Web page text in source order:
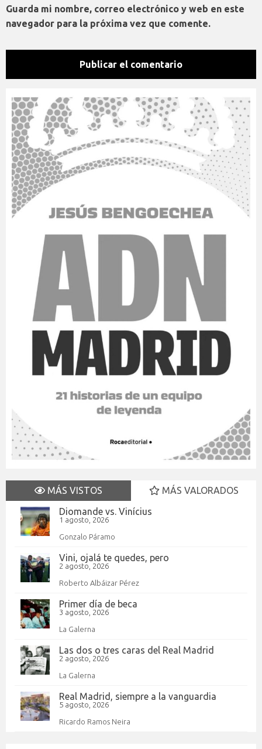
Guarda mi nombre, correo electrónico y web en este
navegador para la próxima vez que comente.
MÁS VISTOS
MÁS VALORADOS
Diomande vs. Vinícius
1 agosto, 2026
Gonzalo Páramo
Vini, ojalá te quedes, pero
2 agosto, 2026
Roberto Albáizar Pérez
Primer día de beca
3 agosto, 2026
La Galerna
Las dos o tres caras del Real Madrid
2 agosto, 2026
La Galerna
Real Madrid, siempre a la vanguardia
5 agosto, 2026
Ricardo Ramos Neira